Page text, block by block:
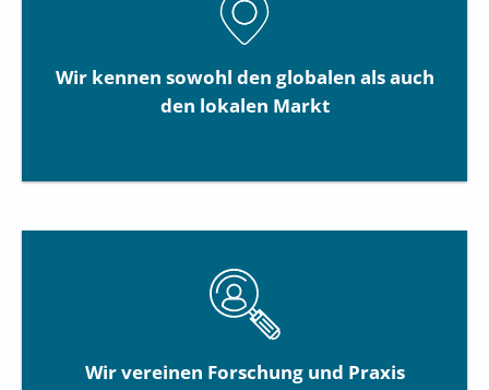
Wir kennen sowohl den globalen als auch
den lokalen Markt
Wir vereinen Forschung und Praxis